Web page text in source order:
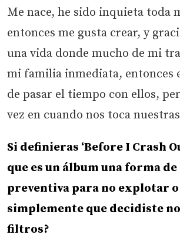
Me nace, he sido inquieta toda
entonces me gusta crear, y
una vida donde mucho de mi
mi familia inmediata, entonces
de pasar el tiempo con ellos,
vez en cuando nos toca
Si definieras ‘Before I Crash
que es un álbum una forma
preventiva para no explotar o
simplemente que decidiste
filtros?